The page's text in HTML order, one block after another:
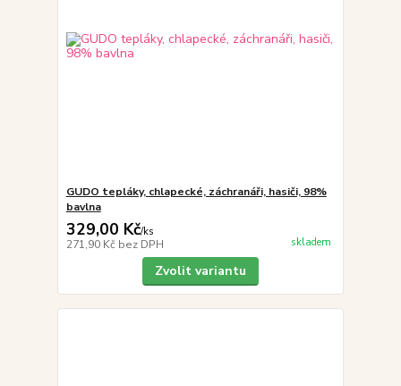
GUDO tepláky, chlapecké, záchranáři, hasiči, 98%
bavlna
329,00 Kč/ks
271,90 Kč bez DPH skladem
Zvolit variantu